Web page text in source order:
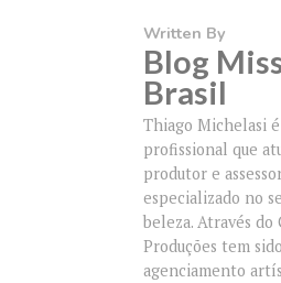
Written By
Blog
Brasil
Thiago Michelasi
profissional que
produtor e
especializado no
beleza. Através
Produções tem
agenciamento